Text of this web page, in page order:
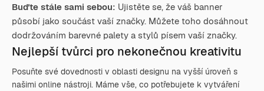
Buďte stále sami sebou: Ujistěte se, že váš banner
působí jako součást vaší značky. Můžete toho dosáhnout
dodržováním barevné palety a stylů písem vaší značky.
Nejlepší tvůrci pro nekonečnou kreativitu
Posuňte své dovednosti v oblasti designu na vyšší úroveň s
našimi online nástroji. Máme vše, co potřebujete k vytváření